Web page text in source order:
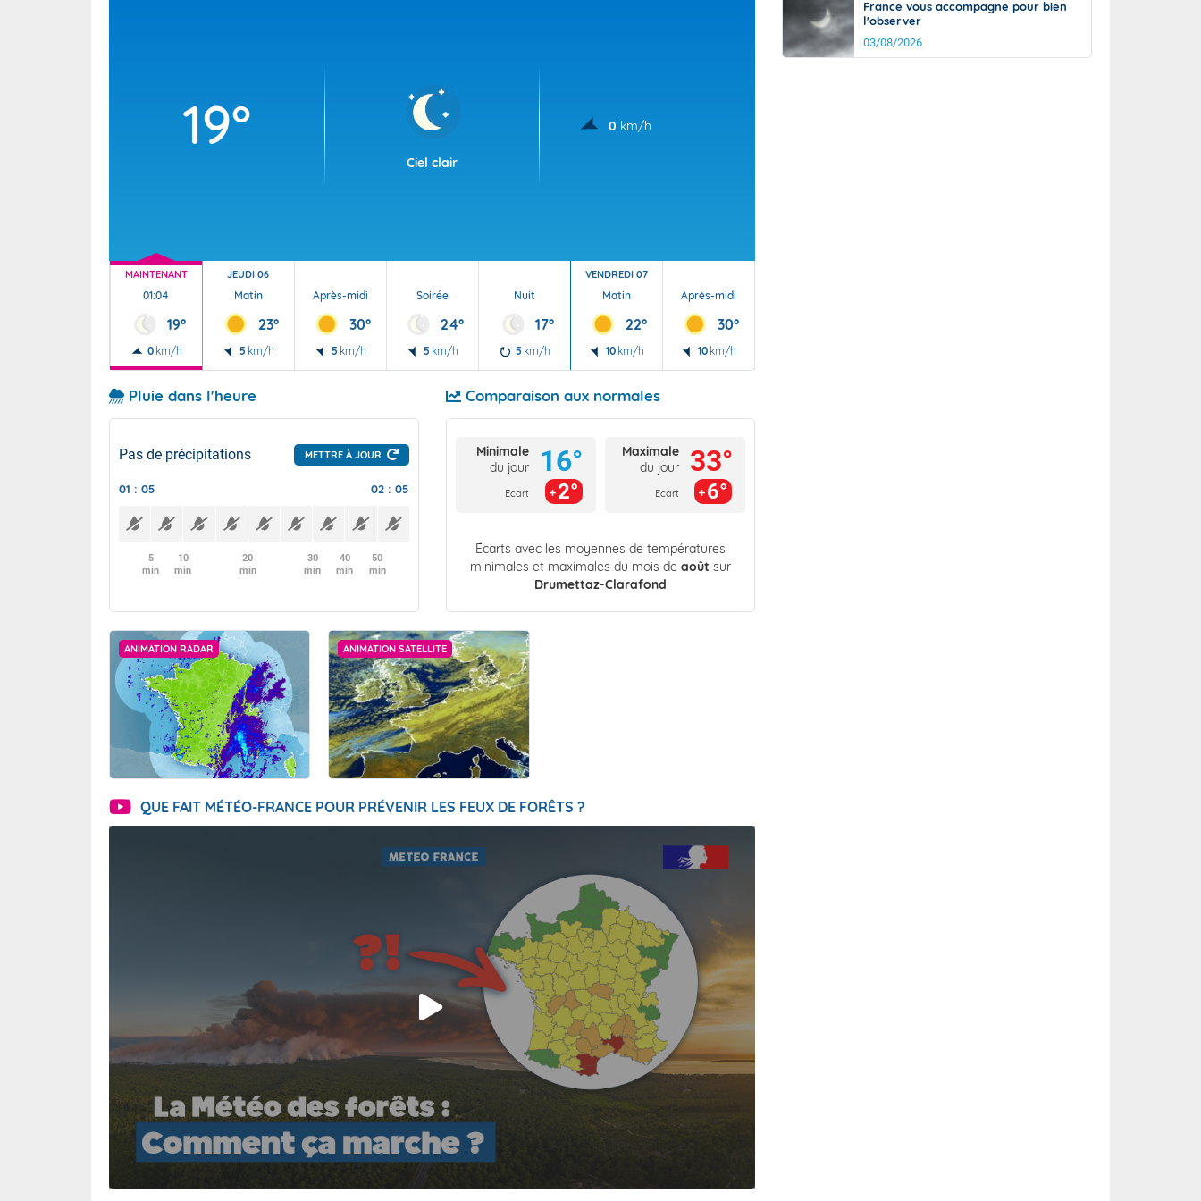
19°
Ciel clair
0 km/h
MAINTENANT
01:04
19°
0 km/h
JEUDI 06
Matin
23°
5 km/h
Après-midi
30°
5 km/h
Soirée
24°
5 km/h
Nuit
17°
5 km/h
VENDREDI 07
Matin
22°
10 km/h
Après-midi
30°
10 km/h
Pluie dans l'heure
Pas de précipitations METTRE À JOUR
01 : 05 02 : 05
5
min
10
min
20
min
30
min
40
min
50
min
Comparaison aux normales
Minimale
du jour
Ecart
16°
2°
Maximale
du jour
Ecart
33°
6°
Écarts avec les moyennes de températures
minimales et maximales du mois de août sur
Drumettaz-Clarafond
ANIMATION RADAR ANIMATION SATELLITE
QUE FAIT MÉTÉO-FRANCE POUR PRÉVENIR LES FEUX DE FORÊTS ?
France vous accompagne pour bien
l'observer
03/08/2026